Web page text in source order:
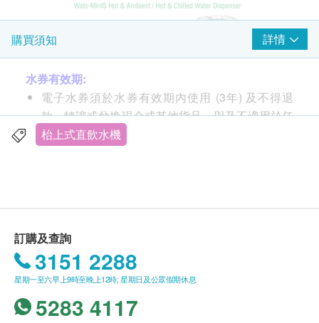
購買須知 詳情
水券有效期:
電子水券須於水券有效期內使用 (3年) 及不得退
款、轉讓或兌換現金或其他貨品，與及不適用於任
何臨時更改的送貨地址。
界的一般地區。
送貨服務不適用於偏遠地區 (例如: 禁區) 、離島、
愉景灣、流浮山、馬灣 (東涌市鎮除外)等地區及某
些偏遠區域或屈臣氏蒸餾水車輛難以到達之地方。
枱上式直飲水機
訂購及查詢
3151 2288
星期一至六早上9時至晚上12時; 星期日及公眾假期休息
5283 4117